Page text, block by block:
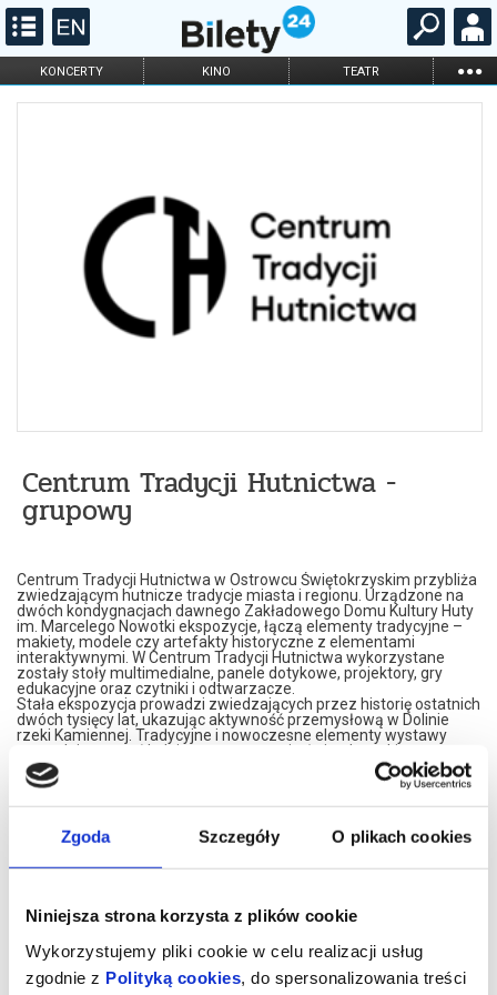
Zgoda Szczegóły O plikach cookies
Niniejsza strona korzysta z plików cookie
Wykorzystujemy pliki cookie w celu realizacji usług
zgodnie z Polityką cookies , do spersonalizowania treści
KONCERTY KINO TEATR ...
FILHARMONIA OPERA I BALET
Centrum Tradycji Hutnictwa -
grupowy
Centrum Tradycji Hutnictwa w Ostrowcu Świętokrzyskim przybliża
zwiedzającym hutnicze tradycje miasta i regionu. Urządzone na
dwóch kondygnacjach dawnego Zakładowego Domu Kultury Huty
im. Marcelego Nowotki ekspozycje, łączą elementy tradycyjne –
makiety, modele czy artefakty historyczne z elementami
interaktywnymi. W Centrum Tradycji Hutnictwa wykorzystane
zostały stoły multimedialne, panele dotykowe, projektory, gry
edukacyjne oraz czytniki i odtwarzacze.
Stała ekspozycja prowadzi zwiedzających przez historię ostatnich
dwóch tysięcy lat, ukazując aktywność przemysłową w Dolinie
rzeki Kamiennej. Tradycyjne i nowoczesne elementy wystawy
pozwalają poznać kolejne etapy rozwoju świętokrzyskiego
hutnictwa, węglarstwa i kolejnictwa, włączając widzów do
wykonywania interaktywnych zadań.
wieków dziejów Ostrowca Świętokrzyskiego, jego historii i ewolucji,
ukazująca szczególnie zasłużone dla miasta postaci, rozwój
kultury, sportu i gospodarki.
zostanie w pamięci. Nowoczesne wnętrza, różnorodność wystawy
czas, pełen emocji i wrażeń.
Zapraszamy na niesamowitą podróż przez Cywilizację Żelaza nad
CTH mieści się na drugim piętrze budynku przy Alei 3 Maja 6. Bilety
można nabycia w recepcji OBK (poniedziałek – piątek w godz. 8.00